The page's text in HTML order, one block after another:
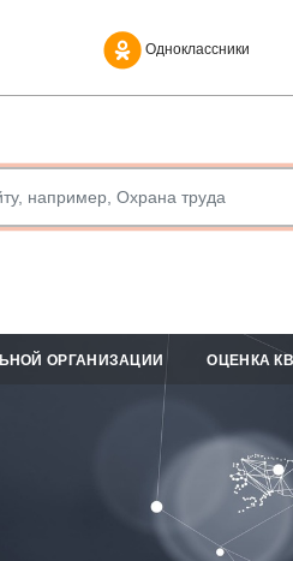
Одноклассники
ОРГАНИЗАЦИИ ОЦЕНКА